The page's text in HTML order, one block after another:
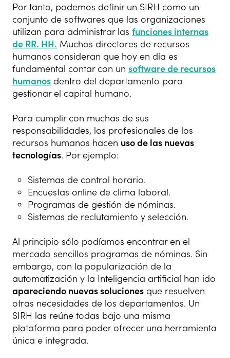
Por tanto, podemos definir un SIRH como un
conjunto de softwares que las organizaciones
utilizan para administrar las funciones internas
de RR. HH. Muchos directores de recursos
humanos consideran que hoy en día es
fundamental contar con un software de recursos
humanos dentro del departamento para
gestionar el capital humano.
Para cumplir con muchas de sus
responsabilidades, los profesionales de los
recursos humanos hacen uso de las nuevas
tecnologías. Por ejemplo:
Sistemas de control horario.
Encuestas online de clima laboral.
Programas de gestión de nóminas.
Sistemas de reclutamiento y selección.
Al principio sólo podíamos encontrar en el
mercado sencillos programas de nóminas. Sin
embargo, con la popularización de la
automatización y la Inteligencia artificial han ido
apareciendo nuevas soluciones que resuelven
otras necesidades de los departamentos. Un
SIRH las reúne todas bajo una misma
plataforma para poder ofrecer una herramienta
única e integrada.